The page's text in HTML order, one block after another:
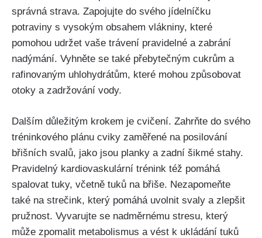
správná ⁢strava. Zapojujte⁢ do svého jídelníčku
⁢potraviny s⁣ vysokým obsahem vlákniny, které
pomohou udržet vaše‌ trávení pravidelné a zabrání
⁢nadýmání.⁤ Vyhněte se‌ také přebytečným cukrům ‌a
rafinovaným uhlohydrátům, které mohou způsobovat
‍otoky a zadržování vody.
Dalším⁤ důležitým krokem je cvičení. Zahrňte do svého⁤
tréninkového plánu ‌cviky zaměřené na posilování
břišních svalů, jako jsou planky a zadní šikmé⁤ stahy.​
Pravidelný kardiovaskulární ‌trénink též​ pomáhá⁢
spalovat tuky,​ včetně ‌tuků na břiše. Nezapomeňte
také na strečink, který pomáhá uvolnit svaly ⁢a zlepšit
⁢pružnost. Vyvarujte​ se nadměrnému⁣ stresu, ⁢který
může⁤ zpomalit metabolismus a vést k ukládání tuků